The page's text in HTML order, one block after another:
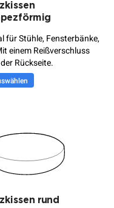
für Stühle, Fensterbänke,
einem Reißverschluss
Rückseite.
rund